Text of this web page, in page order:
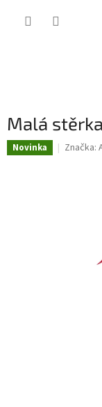
Malá
Novinka Značka: